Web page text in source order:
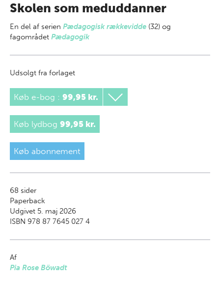
Skolen som meduddanner
En del af serien Pædagogisk rækkevidde (32) og
fagområdet Pædagogik
Udsolgt fra forlaget
Køb e-bog : 99,95 kr.
Køb lydbog 99,95 kr.
Køb abonnement
68 sider
Paperback
Udgivet 5. maj 2026
ISBN 978 87 7645 027 4
Af
Pia Rose Böwadt